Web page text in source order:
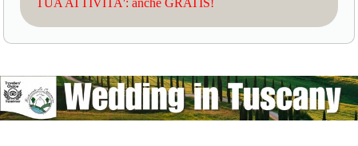
TUA ATTIVITA': anche GRATIS!